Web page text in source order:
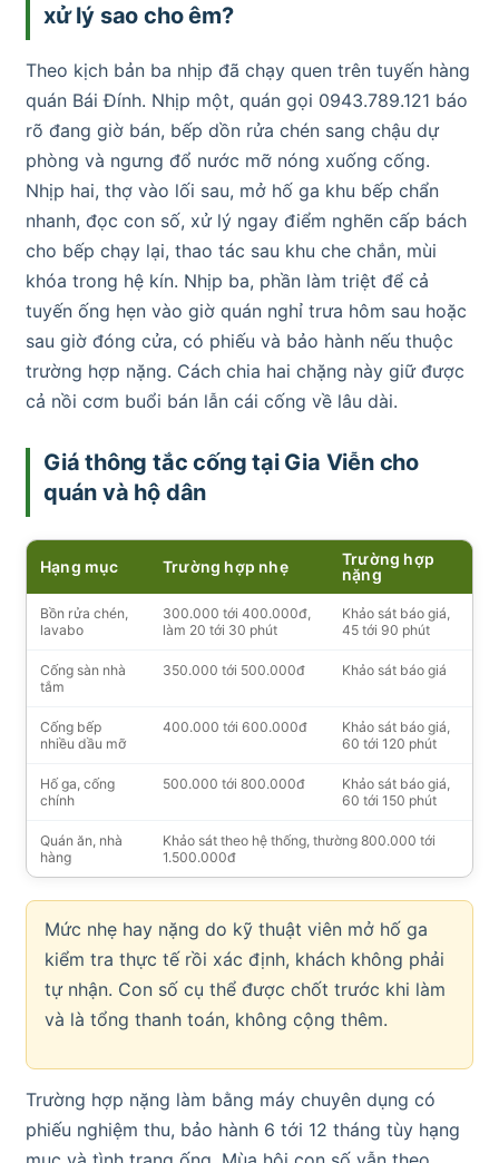
xử lý sao cho êm?
Theo kịch bản ba nhịp đã chạy quen trên tuyến hàng
quán Bái Đính. Nhịp một, quán gọi 0943.789.121 báo
rõ đang giờ bán, bếp dồn rửa chén sang chậu dự
phòng và ngưng đổ nước mỡ nóng xuống cống.
Nhịp hai, thợ vào lối sau, mở hố ga khu bếp chẩn
nhanh, đọc con số, xử lý ngay điểm nghẽn cấp bách
cho bếp chạy lại, thao tác sau khu che chắn, mùi
khóa trong hệ kín. Nhịp ba, phần làm triệt để cả
tuyến ống hẹn vào giờ quán nghỉ trưa hôm sau hoặc
sau giờ đóng cửa, có phiếu và bảo hành nếu thuộc
trường hợp nặng. Cách chia hai chặng này giữ được
cả nồi cơm buổi bán lẫn cái cống về lâu dài.
Giá thông tắc cống tại Gia Viễn cho
quán và hộ dân
Hạng mục Trường hợp nhẹ
Trường hợp
nặng
Bồn rửa chén,
lavabo
300.000 tới 400.000đ,
làm 20 tới 30 phút
Khảo sát báo giá,
45 tới 90 phút
Cống sàn nhà
tắm
350.000 tới 500.000đ Khảo sát báo giá
Cống bếp
nhiều dầu mỡ
400.000 tới 600.000đ
Khảo sát báo giá,
60 tới 120 phút
Hố ga, cống
chính
500.000 tới 800.000đ
Khảo sát báo giá,
60 tới 150 phút
Quán ăn, nhà
hàng
Khảo sát theo hệ thống, thường 800.000 tới
1.500.000đ
Mức nhẹ hay nặng do kỹ thuật viên mở hố ga
kiểm tra thực tế rồi xác định, khách không phải
tự nhận. Con số cụ thể được chốt trước khi làm
và là tổng thanh toán, không cộng thêm.
Trường hợp nặng làm bằng máy chuyên dụng có
phiếu nghiệm thu, bảo hành 6 tới 12 tháng tùy hạng